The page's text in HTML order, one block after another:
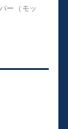
ー（モッ